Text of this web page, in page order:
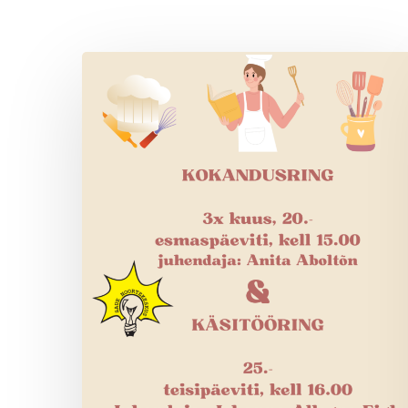
alustavad
oktoobrist!